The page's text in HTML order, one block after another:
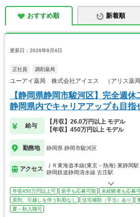
おすすめ順 新着順
更新日：2026年8月4日
正社員 調剤薬局
ユーアイ薬局 株式会社アイエス （アリス薬局
【静岡県静岡市駿河区】完全週休
静岡県内でキャリアアップも目指
給与
【月収】26.0万円以上 モデル
【年収】450万円以上 モデル
勤務地 静岡県 静岡市駿河区
アクセス
ＪＲ東海道本線(東京－熱海) 東静岡駅
静岡鉄道静岡清水線 古庄駅
年収450万円以上可 新卒も応募可能
未経験者も応募
原則、引越しを伴う転勤なし
住宅補助（手当）あり
夏～秋入職可